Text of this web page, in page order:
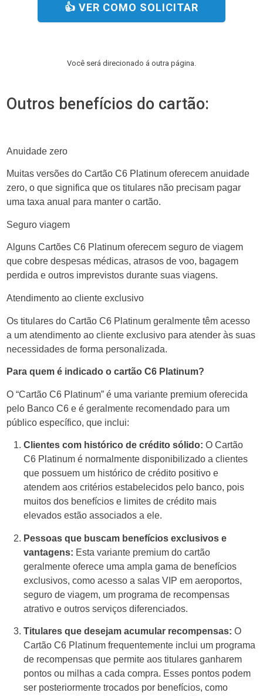
👍 VER COMO SOLICITAR
Você será direcionado á outra página.
Outros benefícios do cartão:
Anuidade zero
Muitas versões do Cartão C6 Platinum oferecem anuidade
zero, o que significa que os titulares não precisam pagar
uma taxa anual para manter o cartão.
Seguro viagem
Alguns Cartões C6 Platinum oferecem seguro de viagem
que cobre despesas médicas, atrasos de voo, bagagem
perdida e outros imprevistos durante suas viagens.
Atendimento ao cliente exclusivo
Os titulares do Cartão C6 Platinum geralmente têm acesso
a um atendimento ao cliente exclusivo para atender às suas
necessidades de forma personalizada.
Para quem é indicado o cartão C6 Platinum?
O “Cartão C6 Platinum” é uma variante premium oferecida
pelo Banco C6 e é geralmente recomendado para um
público específico, que inclui:
Clientes com histórico de crédito sólido: O Cartão
C6 Platinum é normalmente disponibilizado a clientes
que possuem um histórico de crédito positivo e
atendem aos critérios estabelecidos pelo banco, pois
muitos dos benefícios e limites de crédito mais
elevados estão associados a ele.
Pessoas que buscam benefícios exclusivos e
vantagens: Esta variante premium do cartão
geralmente oferece uma ampla gama de benefícios
exclusivos, como acesso a salas VIP em aeroportos,
seguro de viagem, um programa de recompensas
atrativo e outros serviços diferenciados.
Titulares que desejam acumular recompensas: O
Cartão C6 Platinum frequentemente inclui um programa
de recompensas que permite aos titulares ganharem
pontos ou milhas a cada compra. Esses pontos podem
ser posteriormente trocados por benefícios, como